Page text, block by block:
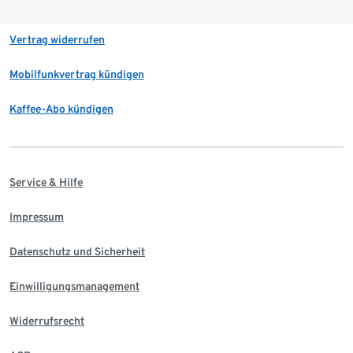
Vertrag widerrufen
Mobilfunkvertrag kündigen
Kaffee-Abo kündigen
Service & Hilfe
Impressum
Datenschutz und Sicherheit
Einwilligungsmanagement
Widerrufsrecht